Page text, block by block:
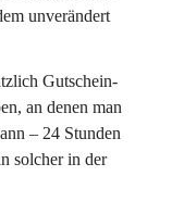
unverändert
Gutschein-
an denen man
– 24 Stunden
solcher in der